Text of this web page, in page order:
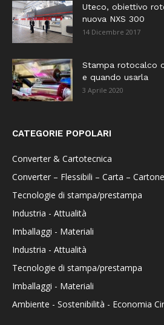
Uteco, obiettivo
nuova NXS 300
14 Dicembre 2017
Stampa rotocalco
e quando usarla
3 Aprile 2020
CATEGORIE POPOLARI
Converter & Cartotecnica
Converter – Flessibili – Carta – Cartone
Tecnologie di stampa/prestampa
Industria - Attualità
Imballaggi - Materiali
Industria - Attualità
Tecnologie di stampa/prestampa
Imballaggi - Materiali
Ambiente - Sostenibilità - Economia